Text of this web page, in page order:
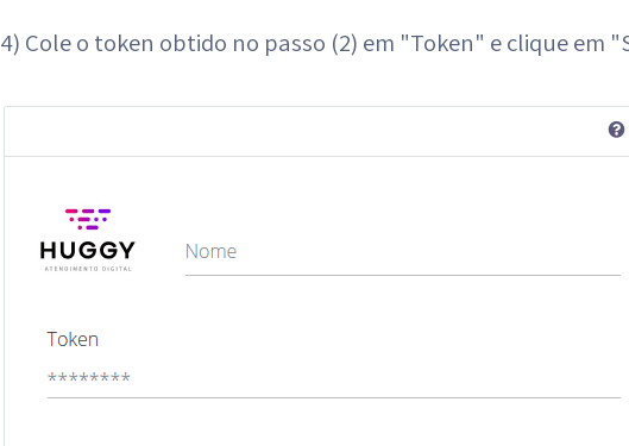
4) Cole o token obtido no passo (2) em "Token" e clique em